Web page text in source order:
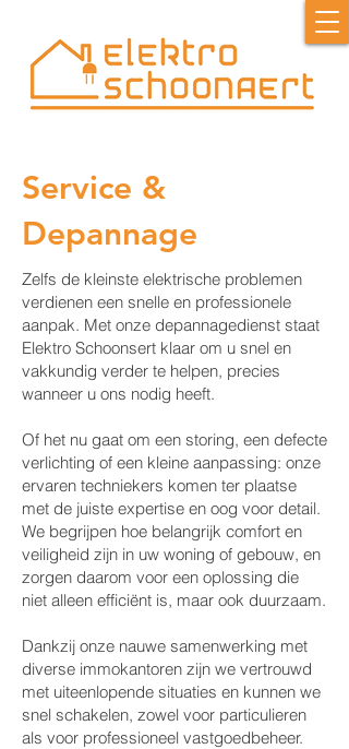
Service &
Depannage
Zelfs de kleinste elektrische problemen
verdienen een snelle en professionele
aanpak. Met onze depannagedienst staat
Elektro Schoonsert klaar om u snel en
vakkundig verder te helpen, precies
wanneer u ons nodig heeft.
Of het nu gaat om een storing, een defecte
verlichting of een kleine aanpassing: onze
ervaren techniekers komen ter plaatse
met de juiste expertise en oog voor detail.
We begrijpen hoe belangrijk comfort en
veiligheid zijn in uw woning of gebouw, en
zorgen daarom voor een oplossing die
niet alleen efficiënt is, maar ook duurzaam.
Dankzij onze nauwe samenwerking met
diverse immokantoren zijn we vertrouwd
met uiteenlopende situaties en kunnen we
snel schakelen, zowel voor particulieren
als voor professioneel vastgoedbeheer.